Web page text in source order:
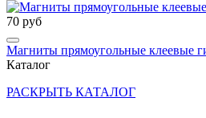
70 руб
Магниты прямоугольные клеевые
Каталог
РАСКРЫТЬ КАТАЛОГ